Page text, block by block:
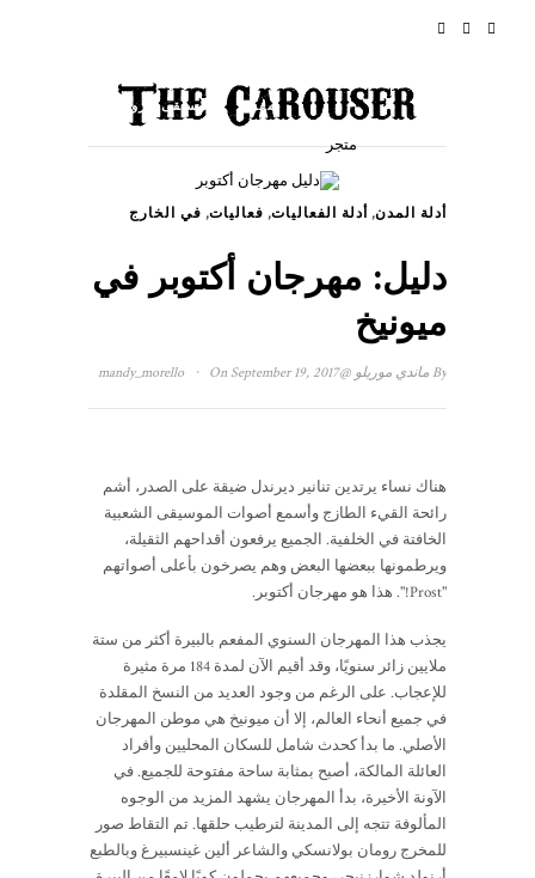
موسيقى الروك أند رول سفر
متجر
أدلة المدن, أدلة الفعاليات, فعاليات, في الخارج
دليل: مهرجان أكتوبر في
ميونيخ
By ماندي موريلو @mandy_morello
· On September 19, 2017
هناك نساء يرتدين تنانير ديرندل ضيقة على الصدر، أشم
رائحة القيء الطازج وأسمع أصوات الموسيقى الشعبية
الخافتة في الخلفية. الجميع يرفعون أقداحهم الثقيلة،
ويرطمونها ببعضها البعض وهم يصرخون بأعلى أصواتهم
"Prost!". هذا هو مهرجان أكتوبر.
يجذب هذا المهرجان السنوي المفعم بالبيرة أكثر من ستة
ملايين زائر سنويًا، وقد أقيم الآن لمدة 184 مرة مثيرة
للإعجاب. على الرغم من وجود العديد من النسخ المقلدة
في جميع أنحاء العالم، إلا أن ميونيخ هي موطن المهرجان
الأصلي. ما بدأ كحدث شامل للسكان المحليين وأفراد
العائلة المالكة، أصبح بمثابة ساحة مفتوحة للجميع. في
الآونة الأخيرة، بدأ المهرجان يشهد المزيد من الوجوه
المألوفة تتجه إلى المدينة لترطيب حلقها. تم التقاط صور
للمخرج رومان بولانسكي والشاعر ألين غينسبيرغ وبالطبع